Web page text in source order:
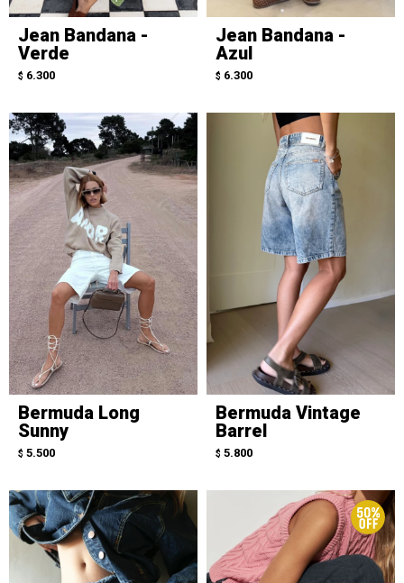
Jean Bandana -
Verde
$ 6.300
Jean Bandana -
Azul
$ 6.300
Bermuda Long
Sunny
$ 5.500
Bermuda Vintage
Barrel
$ 5.800